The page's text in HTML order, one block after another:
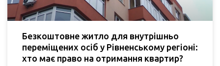
Безкоштовне житло для внутрішньо
переміщених осіб у Рівненському регіоні:
хто має право на отримання квартир?